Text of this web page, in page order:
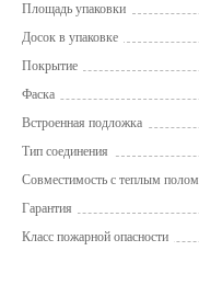
Площадь упаковки
Досок в упаковке
Покрытие
Фаска
Встроенная подложка
Тип соединения
Совместимость с теплым полом
Гарантия
Класс пожарной опасности